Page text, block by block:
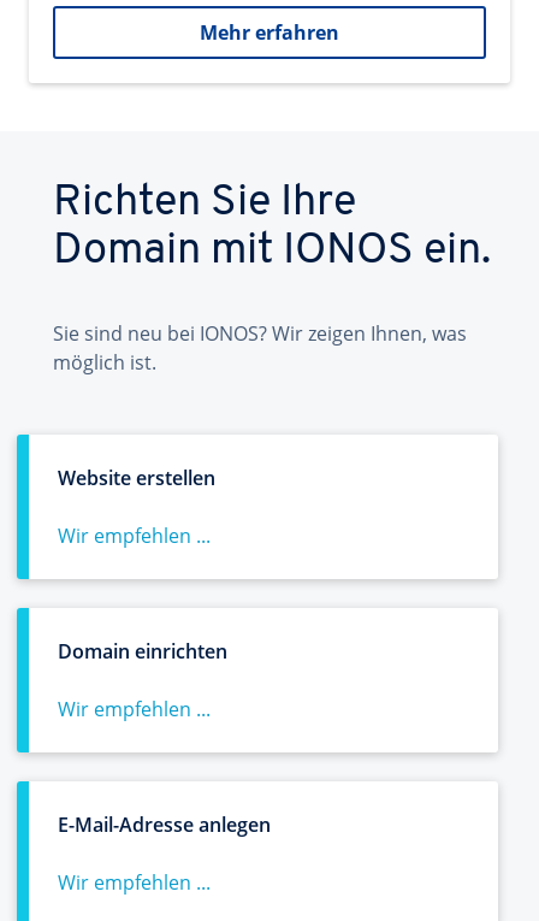
Mehr erfahren
Richten Sie Ihre
Domain mit IONOS ein.
Sie sind neu bei IONOS? Wir zeigen Ihnen, was
möglich ist.
Website erstellen
Wir empfehlen ...
Domain einrichten
Wir empfehlen ...
E-Mail-Adresse anlegen
Wir empfehlen ...